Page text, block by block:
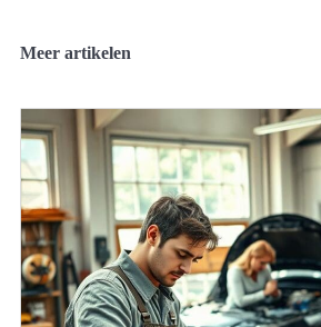
Meer artikelen